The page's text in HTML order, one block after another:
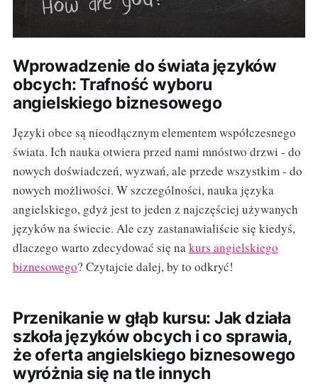
Wprowadzenie do świata języków
obcych: Trafność wyboru
angielskiego biznesowego
Języki obce są nieodłącznym elementem współczesnego
świata. Ich nauka otwiera przed nami mnóstwo drzwi - do
nowych doświadczeń, wyzwań, ale przede wszystkim - do
nowych możliwości. W szczególności, nauka języka
angielskiego, gdyż jest to jeden z najczęściej używanych
języków na świecie. Ale czy zastanawialiście się kiedyś,
dlaczego warto zdecydować się nakurs angielskiego
biznesowego? Czytajcie dalej, by to odkryć!
Przenikanie w głąb kursu: Jak działa
szkoła języków obcych i co sprawia,
że oferta angielskiego biznesowego
wyróżnia się na tle innych